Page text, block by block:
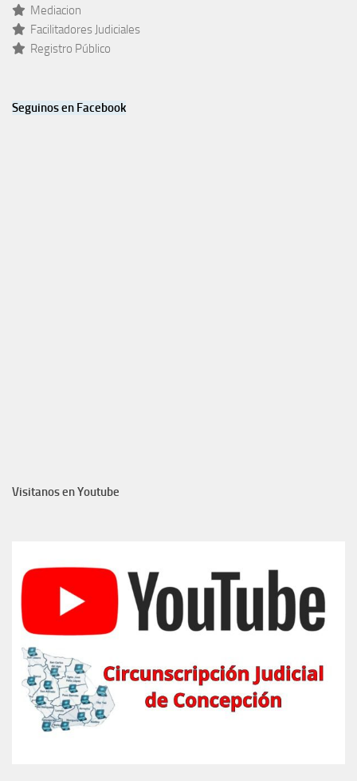
Mediacion
Facilitadores Judiciales
Registro Público
Seguinos en Facebook
Visitanos en Youtube